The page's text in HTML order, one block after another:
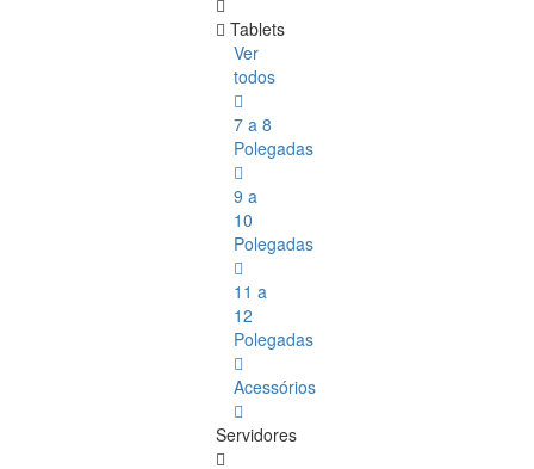
Tablets
Ver
todos
7 a 8
Polegadas
9 a
10
Polegadas
11 a
12
Polegadas
Acessórios
Servidores